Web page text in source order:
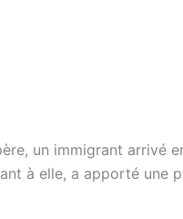
un immigrant arrivé
à elle, a apporté une